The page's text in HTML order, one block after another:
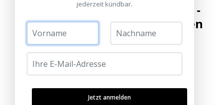
Erleben Sie den Unterschied -
HEIMKINORAUM – Immer einen
Besuch wert
jederzeit kündbar.
Jetzt anmelden